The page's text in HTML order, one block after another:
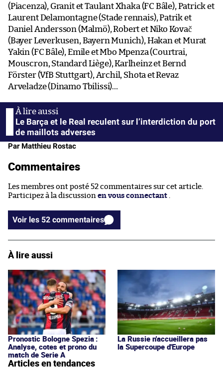
(Piacenza), Granit et Taulant Xhaka (FC Bâle), Patrick et
Laurent Delamontagne (Stade rennais), Patrik et
Daniel Andersson (Malmö), Robert et Niko Kovač
(Bayer Leverkusen, Bayern Munich), Hakan et Murat
Yakin (FC Bâle), Emile et Mbo Mpenza (Courtrai,
Mouscron, Standard Liège), Karlheinz et Bernd
Förster (VfB Stuttgart), Archil, Shota et Revaz
Arveladze (Dinamo Tbilissi)…
Le Barça et le Real reculent sur l’interdiction du port
de maillots adverses
Par Matthieu Rostac
Commentaires
Les membres ont posté 52 commentaires sur cet article.
Participez à la discussion en vous connectant .
Voir les 52 commentaires
À lire aussi
Pronostic Bologne Spezia :
Analyse, cotes et prono du
match de Serie A
La Russie n'accueillera pas
la Supercoupe d'Europe
Articles en tendances